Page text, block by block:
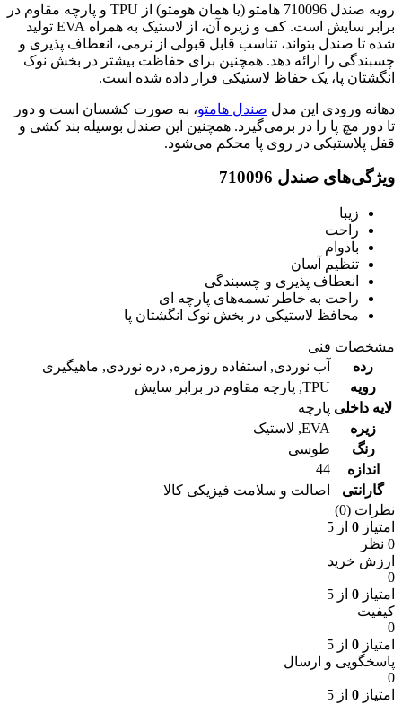
رویه صندل 710096 هامتو (یا همان هومتو) از TPU و پارچه مقاوم در
برابر سایش است. کف و زیره آن، از لاستیک به همراه EVA تولید
شده تا صندل بتواند، تناسب قابل قبولی از نرمی، انعطاف پذیری و
چسبندگی را ارائه دهد. همچنین برای حفاظت بیشتر در بخش نوک
انگشتان پا، یک حفاظ لاستیکی قرار داده شده است.
دهانه ورودی این مدل صندل هامتو، به صورت کشسان است و دور
تا دور مچ پا را در برمی‌گیرد. همچنین این صندل بوسیله بند کشی و
قفل پلاستیکی در روی پا محکم می‌شود.
ویژگی‌های صندل 710096
زیبا
راحت
بادوام
تنظیم آسان
انعطاف پذیری و چسبندگی
راحت به خاطر تسمه‌های پارچه ای
محافظ لاستیکی در بخش نوک انگشتان پا
مشخصات فنی
رده
آب نوردی, استفاده روزمره, دره نوردی, ماهیگیری
رویه
TPU
, پارچه مقاوم در برابر سایش
لایه داخلی پارچه
زیره
EVA
, لاستیک
رنگ
طوسی
اندازه
44
گارانتی
اصالت و سلامت فیزیکی کالا
نظرات (0)
امتیاز 0 از 5
0 نظر
ارزش خرید
0
امتیاز 0 از 5
کیفیت
0
امتیاز 0 از 5
پاسخگویی و ارسال
0
امتیاز 0 از 5